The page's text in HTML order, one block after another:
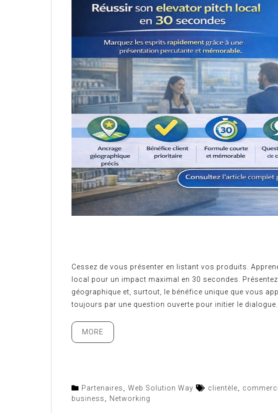
Cessez de vous présenter en listant vos produits.
local pour un impact maximal en 30 secondes.
géographique et, surtout, le bénéfice unique que vous
toujours par une question ouverte pour initier le dialogue.
MORE
Partenaires Web Solution Way clientèle
business
Networking